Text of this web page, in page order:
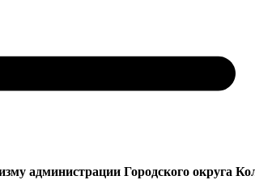
администрации Городского округа